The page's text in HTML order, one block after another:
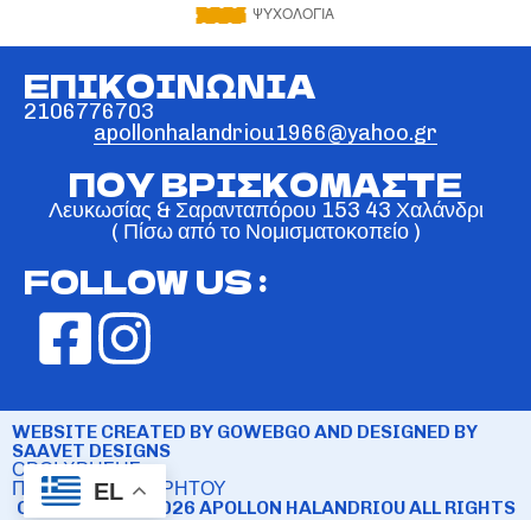
ΕΠΙΚΟΙΝΩΝΙΑ
2106776703
apollonhalandriou1966@yahoo.gr
ΠΟΥ ΒΡΙΣΚΟΜΑΣΤΕ
Λευκωσίας & Σαρανταπόρου 153 43 Χαλάνδρι
( Πίσω από το Νομισματοκοπείο )
FOLLOW US :
WEBSITE CREATED BY GOWEBGO AND DESIGNED BY
SAAVET DESIGNS
ΟΡΟΙ ΧΡΗΣΗΣ
ΠΟΛΙΤΙΚΗ ΑΠΟΡΡΗΤΟΥ
COPYRIGHT © 2026 APOLLON HALANDRIOU ALL RIGHTS
EL